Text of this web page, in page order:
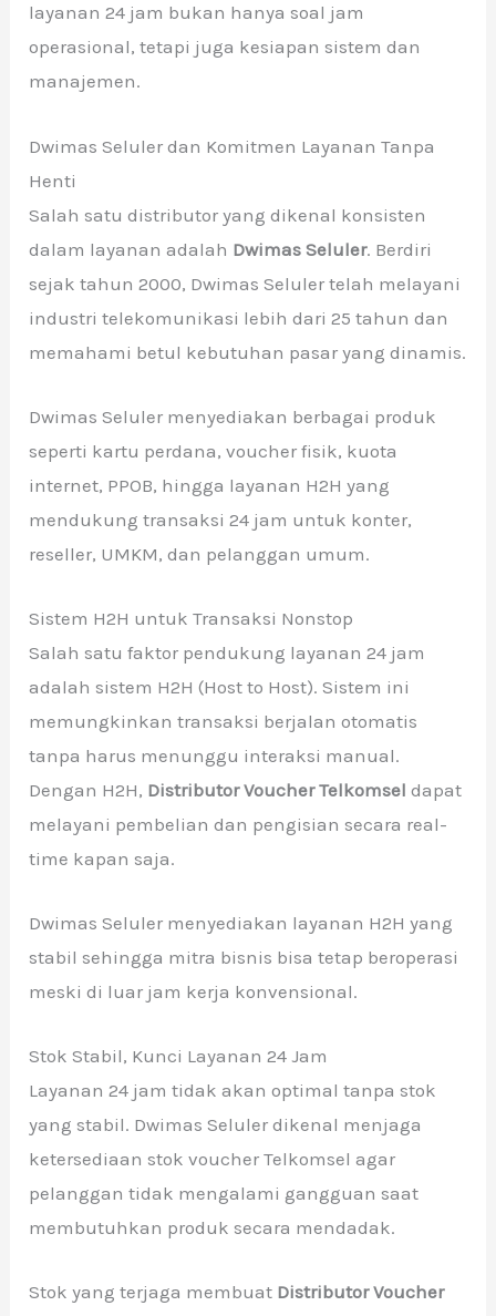
layanan 24 jam bukan hanya soal jam
operasional, tetapi juga kesiapan sistem dan
manajemen.
Dwimas Seluler dan Komitmen Layanan Tanpa
Henti
Salah satu distributor yang dikenal konsisten
dalam layanan adalah Dwimas Seluler. Berdiri
sejak tahun 2000, Dwimas Seluler telah melayani
industri telekomunikasi lebih dari 25 tahun dan
memahami betul kebutuhan pasar yang dinamis.
Dwimas Seluler menyediakan berbagai produk
seperti kartu perdana, voucher fisik, kuota
internet, PPOB, hingga layanan H2H yang
mendukung transaksi 24 jam untuk konter,
reseller, UMKM, dan pelanggan umum.
Sistem H2H untuk Transaksi Nonstop
Salah satu faktor pendukung layanan 24 jam
adalah sistem H2H (Host to Host). Sistem ini
memungkinkan transaksi berjalan otomatis
tanpa harus menunggu interaksi manual.
Dengan H2H, Distributor Voucher Telkomsel dapat
melayani pembelian dan pengisian secara real-
time kapan saja.
Dwimas Seluler menyediakan layanan H2H yang
stabil sehingga mitra bisnis bisa tetap beroperasi
meski di luar jam kerja konvensional.
Stok Stabil, Kunci Layanan 24 Jam
Layanan 24 jam tidak akan optimal tanpa stok
yang stabil. Dwimas Seluler dikenal menjaga
ketersediaan stok voucher Telkomsel agar
pelanggan tidak mengalami gangguan saat
membutuhkan produk secara mendadak.
Stok yang terjaga membuat Distributor Voucher